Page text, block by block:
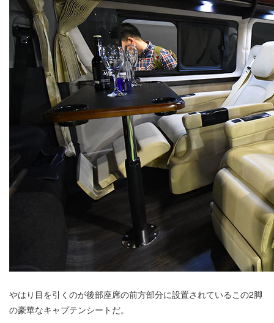
やはり目を引くのが後部座席の前方部分に設置されているこの2脚
の豪華なキャプテンシートだ。